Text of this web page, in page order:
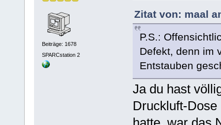
Beiträge: 1678
SPARCstation 2
Zitat von: maal
P.S.:
Defekt, denn im
Entstauben
Ja du hast
Druckluft-